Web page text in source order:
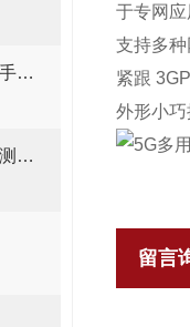
射频信号源、矢量信号源、简易手持信号源用途解析
使用HRM080系列电磁信号检测测向系统测向、定位信号源
于专网
支持多
紧跟
外形小
留言